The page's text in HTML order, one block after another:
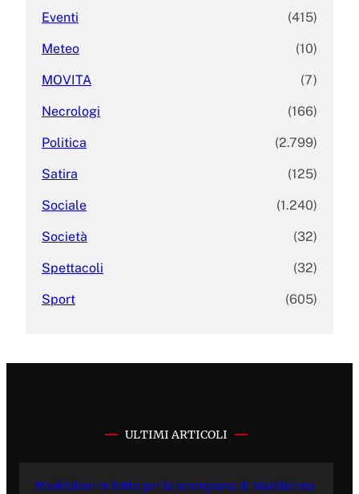
Eventi (415)
Meteo (10)
MOVITA (7)
Necrologi (166)
Politica (2.799)
Satira (125)
Sociale (1.240)
Società (32)
Spettacoli (32)
Sport (605)
ULTIMI ARTICOLI
Maddaloni in lutto per la scomparsa di Maddalena